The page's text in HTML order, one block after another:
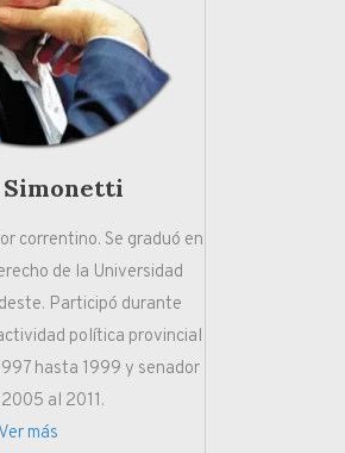
Simonetti
correntino. Se graduó en
de la Universidad
Participó durante
política provincial
hasta 1999 y senador
al 2011.
Ver más